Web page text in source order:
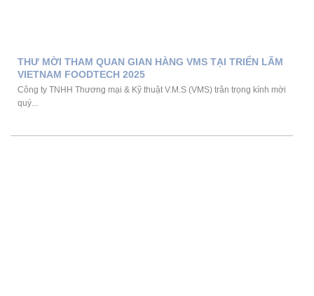
THƯ MỜI THAM QUAN GIAN HÀNG VMS TẠI TRIỂN LÃM
VIETNAM FOODTECH 2025
Công ty TNHH Thương mại & Kỹ thuật V.M.S (VMS) trân trọng kính mời
quý...